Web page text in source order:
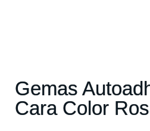
Gemas
Cara Color